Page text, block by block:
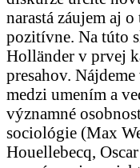
narastá záujem aj
pozitívne. Na túto
Holländer v prvej
presahov.
medzi umením a
významné
sociológie (Max
Houellebecq,